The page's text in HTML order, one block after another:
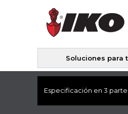
Soluciones para
Especificación en 3